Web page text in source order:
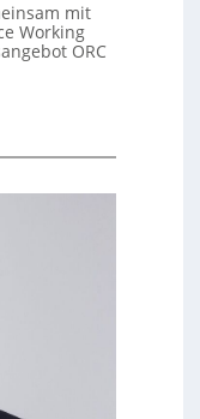
mit
Working
ORC